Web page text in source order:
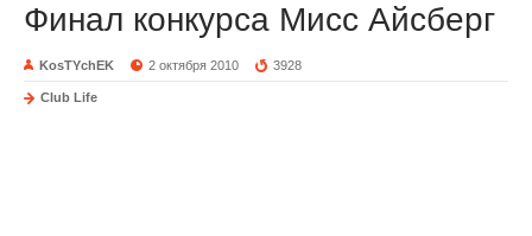
Финал конкурса Мисс Айсберг
KosTYchEK 2 октября 2010 3928
Club Life